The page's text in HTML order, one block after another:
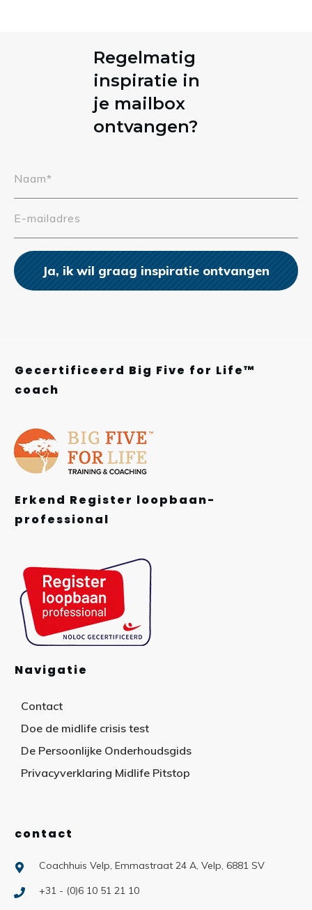
Regelmatig
inspiratie in
je mailbox
ontvangen?
Ja, ik wil graag inspiratie ontvangen
Gecertificeerd Big Five for Life™
coach
Erkend Register loopbaan-
professional
Navigatie
Contact
Doe de midlife crisis test
De Persoonlijke Onderhoudsgids
Privacyverklaring Midlife Pitstop
contact
Coachhuis Velp, Emmastraat 24 A, Velp, 6881 SV
+31 - (0)6 10 51 21 10